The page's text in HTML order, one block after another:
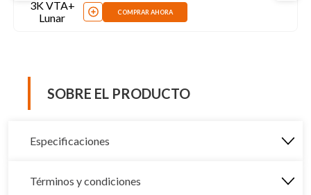
COMPRAR AHORA
SOBRE EL PRODUCTO
Especificaciones
Términos y condiciones